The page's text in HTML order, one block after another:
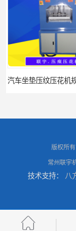
版权所
常州联宇
技术支持： 八